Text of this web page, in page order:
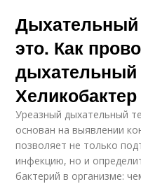
Дыхательный
это. Как
дыхательный
Уреазный дыхательный
основан на выявлении
позволяет не только
инфекцию, но и
бактерий в организме: